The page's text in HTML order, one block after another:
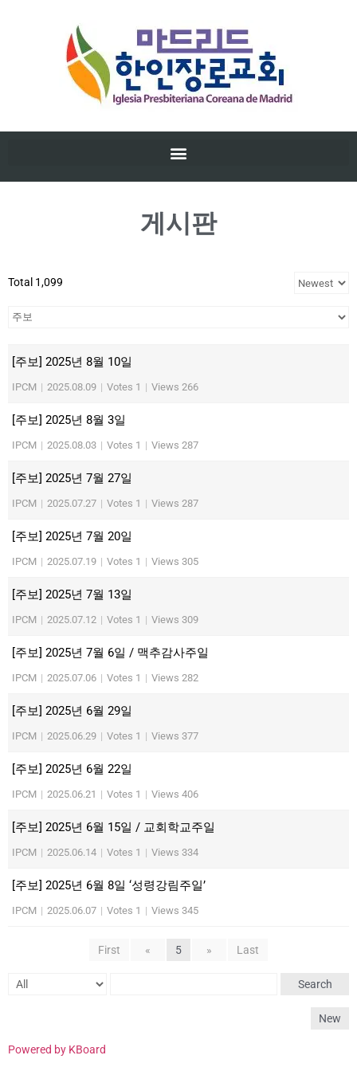
게시판
Total 1,099
[주보] 2025년 8월 10일
IPCM | 2025.08.09 | Votes 1 | Views 266
[주보] 2025년 8월 3일
IPCM | 2025.08.03 | Votes 1 | Views 287
[주보] 2025년 7월 27일
IPCM | 2025.07.27 | Votes 1 | Views 287
[주보] 2025년 7월 20일
IPCM | 2025.07.19 | Votes 1 | Views 305
[주보] 2025년 7월 13일
IPCM | 2025.07.12 | Votes 1 | Views 309
[주보] 2025년 7월 6일 / 맥추감사주일
IPCM | 2025.07.06 | Votes 1 | Views 282
[주보] 2025년 6월 29일
IPCM | 2025.06.29 | Votes 1 | Views 377
[주보] 2025년 6월 22일
IPCM | 2025.06.21 | Votes 1 | Views 406
[주보] 2025년 6월 15일 / 교회학교주일
IPCM | 2025.06.14 | Votes 1 | Views 334
[주보] 2025년 6월 8일 ‘성령강림주일’
IPCM | 2025.06.07 | Votes 1 | Views 345
First « 5 » Last
Search
New
Powered by KBoard